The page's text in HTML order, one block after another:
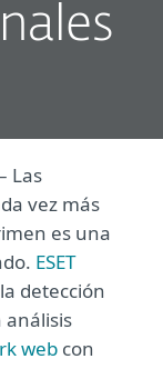
Las
vez más
es una
ESET
detección
análisis
web con